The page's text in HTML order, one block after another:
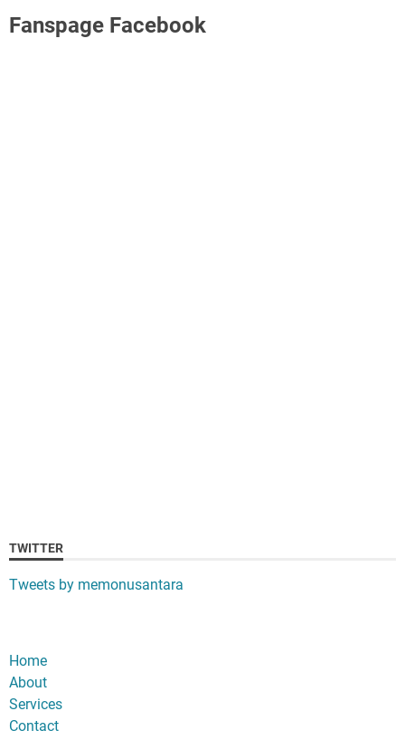
Fanspage Facebook
TWITTER
Tweets by memonusantara
Home
About
Services
Contact